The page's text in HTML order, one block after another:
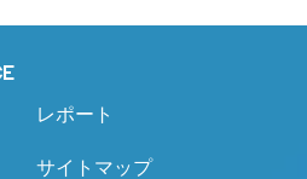
レポート
サイトマップ